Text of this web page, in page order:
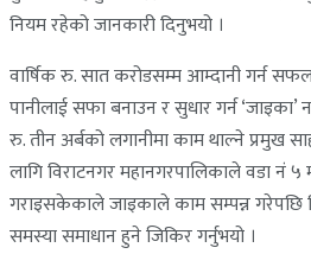
नियम रहेको जानकारी दिनुभयो ।
वार्षिक रु. सात करोडसम्म आम्दानी गर्न
पानीलाई सफा बनाउन र सुधार गर्न
रु. तीन अर्बको लगानीमा काम थाल्ने प्रमुख
लागि विराटनगर महानगरपालिकाले वडा नं ५
गराइसकेकाले जाइकाले काम सम्पन्न गरेपछि
समस्या समाधान हुने जिकिर गर्नुभयो ।